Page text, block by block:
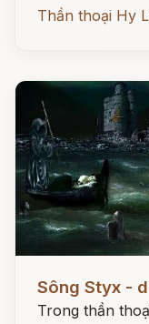
Thần thoại Hy
Sông Styx -
Trong thần